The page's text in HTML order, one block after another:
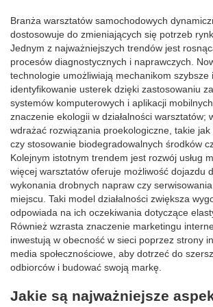
Branża warsztatów samochodowych
dostosowuje do zmieniających się potrzeb
Jednym z najważniejszych trendów jest
procesów diagnostycznych i naprawczych.
technologie umożliwiają mechanikom szybsze
identyfikowanie usterek dzięki zastosowaniu
systemów komputerowych i aplikacji
znaczenie ekologii w działalności warsztatów;
wdrażać rozwiązania proekologiczne, takie
czy stosowanie biodegradowalnych środków
Kolejnym istotnym trendem jest rozwój usług
więcej warsztatów oferuje możliwość dojazdu
wykonania drobnych napraw czy
miejscu. Taki model działalności zwiększa
odpowiada na ich oczekiwania dotyczące
Również wzrasta znaczenie marketingu
inwestują w obecność w sieci poprzez strony
media społecznościowe, aby dotrzeć do
odbiorców i budować swoją markę.
Jakie są najważniejsze